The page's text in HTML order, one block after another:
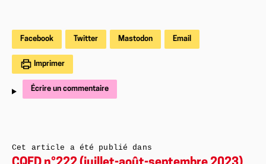
Facebook Twitter Mastodon Email
Imprimer
Écrire un commentaire
Cet article a été publié dans